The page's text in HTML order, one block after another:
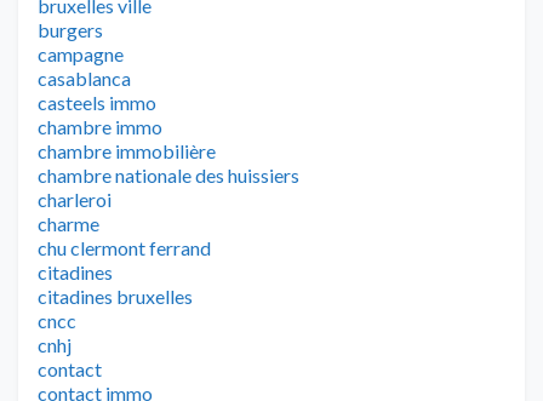
bruxelles ville
burgers
campagne
casablanca
casteels immo
chambre immo
chambre immobilière
chambre nationale des huissiers
charleroi
charme
chu clermont ferrand
citadines
citadines bruxelles
cncc
cnhj
contact
contact immo